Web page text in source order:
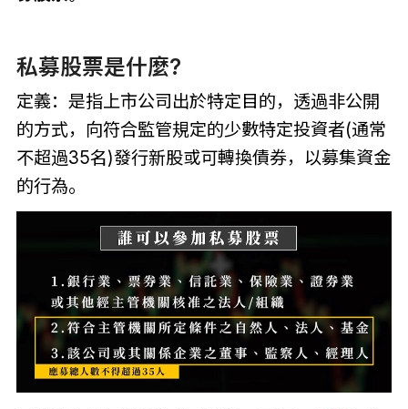
私募股票是什麼?
定義：是指上市公司出於特定目的，透過非公開
的方式，向符合監管規定的少數特定投資者(通常
不超過35名)發行新股或可轉換債券，以募集資金
的行為。